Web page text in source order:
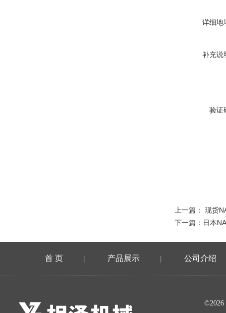
详细地
补充说
验证
上一篇： 现货
下一篇： 日本
首 页 | 产品展示 | 公司介绍